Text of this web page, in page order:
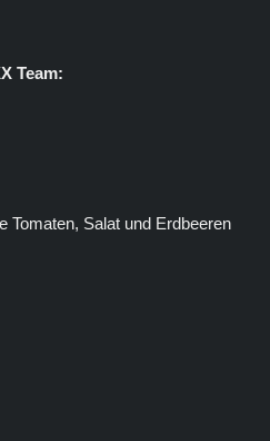
Team:
Tomaten, Salat und Erdbeeren